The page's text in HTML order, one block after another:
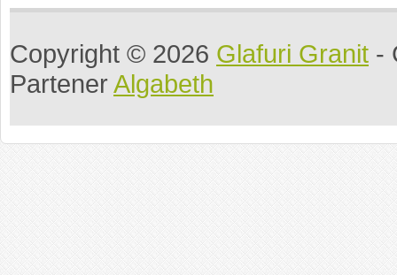
Copyright © 2026 Glafuri Granit -
PartenerAlgabeth